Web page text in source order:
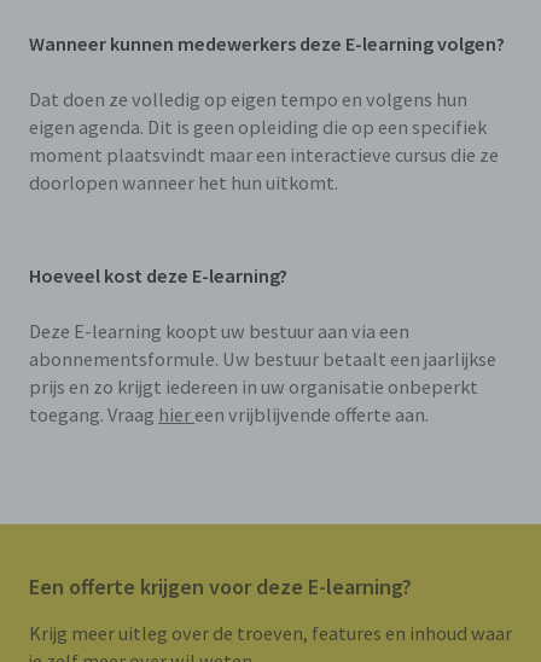
Wanneer kunnen medewerkers deze E-learning volgen?
Dat doen ze volledig op eigen tempo en volgens hun
eigen agenda. Dit is geen opleiding die op een specifiek
moment plaatsvindt maar een interactieve cursus die ze
doorlopen wanneer het hun uitkomt.
Hoeveel kost deze E-learning?
Deze E-learning koopt uw bestuur aan via een
abonnementsformule. Uw bestuur betaalt een jaarlijkse
prijs en zo krijgt iedereen in uw organisatie onbeperkt
toegang. Vraag hier een vrijblijvende offerte aan.
Een offerte krijgen voor deze E-learning?
Krijg meer uitleg over de troeven, features en inhoud waar